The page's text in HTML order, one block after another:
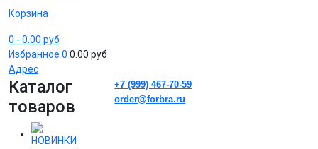
Корзина
0 - 0.00 руб
Избранное 0 0.00 руб
Адрес
Каталог
товаров
+7 (999) 467-70-59
order@forbra.ru